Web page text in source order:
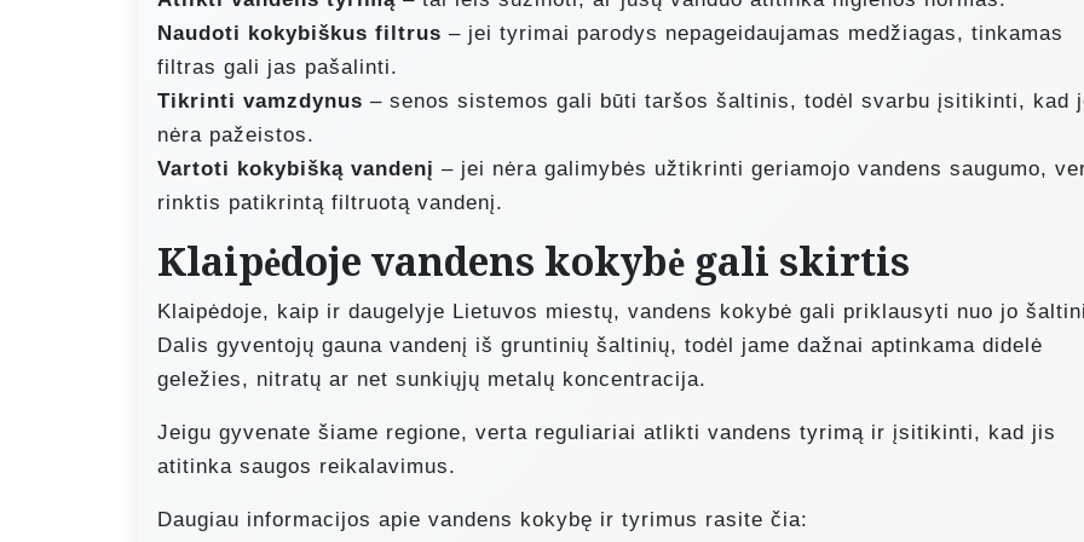
Naudoti kokybiškus filtrus – jei tyrimai parodys nepageidaujamas medžiagas, tinkamas
filtras gali jas pašalinti.
Tikrinti vamzdynus – senos sistemos gali būti taršos šaltinis, todėl svarbu įsitikinti, kad
nėra pažeistos.
Vartoti kokybišką vandenį – jei nėra galimybės užtikrinti geriamojo vandens saugumo,
rinktis patikrintą filtruotą vandenį.
Klaipėdoje vandens kokybė gali skirtis
Klaipėdoje, kaip ir daugelyje Lietuvos miestų, vandens kokybė gali priklausyti nuo jo
Dalis gyventojų gauna vandenį iš gruntinių šaltinių, todėl jame dažnai aptinkama didelė
geležies, nitratų ar net sunkiųjų metalų koncentracija.
Jeigu gyvenate šiame regione, verta reguliariai atlikti vandens tyrimą ir įsitikinti, kad jis
atitinka saugos reikalavimus.
Daugiau informacijos apie vandens kokybę ir tyrimus rasite čia: